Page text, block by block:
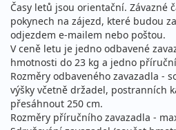
Časy letů jsou orientační. Závazné
pokynech na zájezd, které budou
odjezdem e-mailem nebo poštou.
V ceně letu je jedno odbavené
hmotnosti do 23 kg a jedno
Rozměry odbaveného zavazadla -
výšky včetně držadel, postranních
přesáhnout 250 cm.
Rozměry příručního zavazadla -